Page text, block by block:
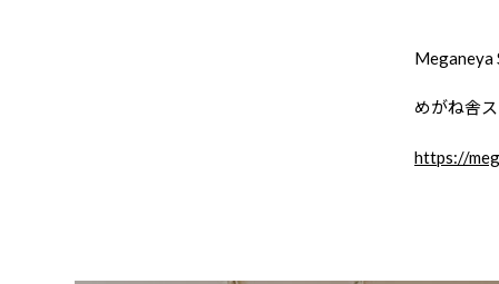
めがね舎
https://